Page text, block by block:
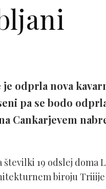
odprla nova
pa se bodo
Cankarjevem
19 odslej doma
biroju